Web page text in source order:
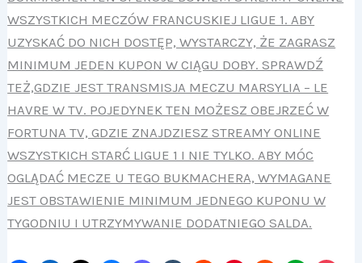
WSZYSTKICH MECZÓW FRANCUSKIEJ LIGUE 1. ABY
UZYSKAĆ DO NICH DOSTĘP, WYSTARCZY, ŻE ZAGRASZ
MINIMUM JEDEN KUPON W CIĄGU DOBY. SPRAWDŹ
TEŻ,GDZIE JEST TRANSMISJA MECZU MARSYLIA – LE
HAVRE W TV. POJEDYNEK TEN MOŻESZ OBEJRZEĆ W
FORTUNA TV, GDZIE ZNAJDZIESZ STREAMY ONLINE
WSZYSTKICH STARĆ LIGUE 1 I NIE TYLKO. ABY MÓC
OGLĄDAĆ MECZE U TEGO BUKMACHERA, WYMAGANE
JEST OBSTAWIENIE MINIMUM JEDNEGO KUPONU W
TYGODNIU I UTRZYMYWANIE DODATNIEGO SALDA.